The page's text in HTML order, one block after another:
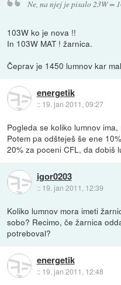
Ne, na njej je pisalo 23W =
103W ko je nova !!
In 103W MAT ! žarnica.
Čeprav je 1450 lumnov kar
energetik
:: 19. jan 2011, 09:27
Pogleda se koliko lumnov
Potem pa odšteješ še ene
20% za poceni CFL, da dobiš
igor0203
:: 19. jan 2011, 12:39
Koliko lumnov mora imeti
sobo? Recimo, če žarnica
potreboval?
energetik
:: 19. jan 2011, 12:48